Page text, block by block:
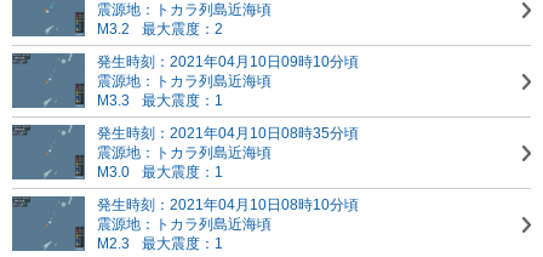
震源地：トカラ列島近海頃
M3.2
最大震度：2
発生時刻：2021年04月10日09時10分頃
震源地：トカラ列島近海頃
M3.3
最大震度：1
発生時刻：2021年04月10日08時35分頃
震源地：トカラ列島近海頃
M3.0
最大震度：1
発生時刻：2021年04月10日08時10分頃
震源地：トカラ列島近海頃
M2.3
最大震度：1